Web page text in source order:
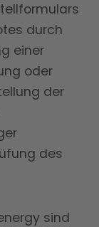
durch
einer
oder
der
des
sind